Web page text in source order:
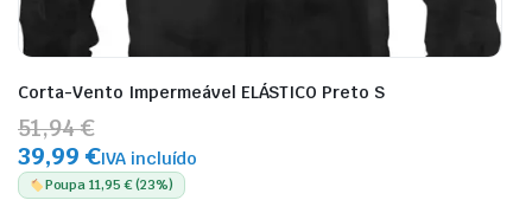
Corta-Vento Impermeável ELÁSTICO Preto S
51,94 €
39,99 €IVA incluído
Poupa 11,95 € (23%)